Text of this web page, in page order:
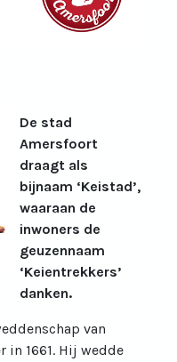
De stad
Amersfoort
draagt als
bijnaam ‘Keistad’,
waaraan de
inwoners de
geuzennaam
‘Keientrekkers’
danken.
van
in 1661. Hij wedde